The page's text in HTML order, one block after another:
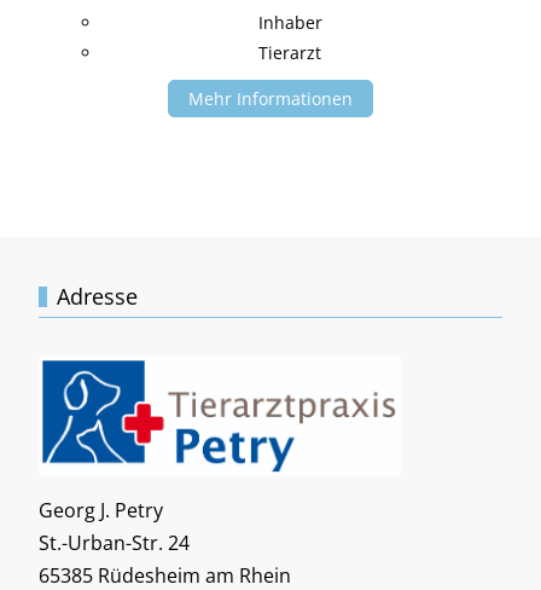
Inhaber
Tierarzt
Mehr Informationen
Adresse
Georg J. Petry
St.-Urban-Str. 24
65385 Rüdesheim am Rhein